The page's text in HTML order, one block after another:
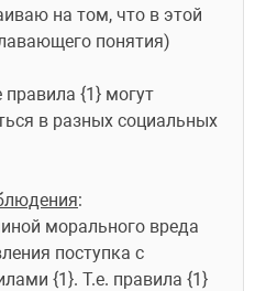
на том, что в этой
понятия)
{1} могут
в разных социальных
:
морального вреда
поступка с
{1}. Т.е. правила {1}